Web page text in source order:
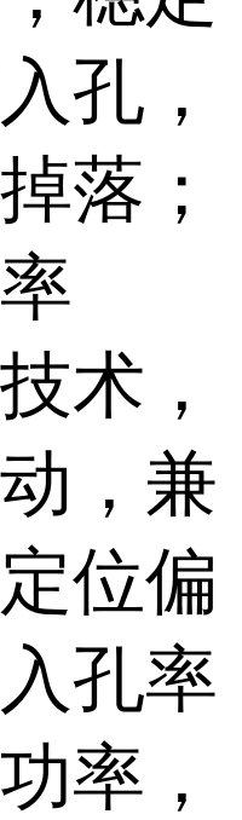
孔，
落；
术，
，兼
位偏
孔率
率，